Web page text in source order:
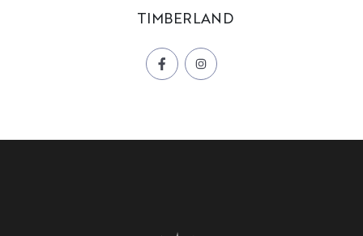
TIMBERLAND